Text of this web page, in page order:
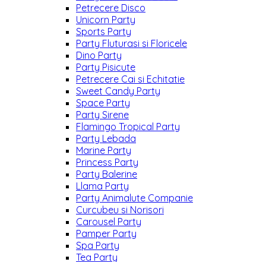
Petrecere Disco
Unicorn Party
Sports Party
Party Fluturasi si Floricele
Dino Party
Party Pisicute
Petrecere Cai si Echitatie
Sweet Candy Party
Space Party
Party Sirene
Flamingo Tropical Party
Party Lebada
Marine Party
Princess Party
Party Balerine
Llama Party
Party Animalute Companie
Curcubeu si Norisori
Carousel Party
Pamper Party
Spa Party
Tea Party